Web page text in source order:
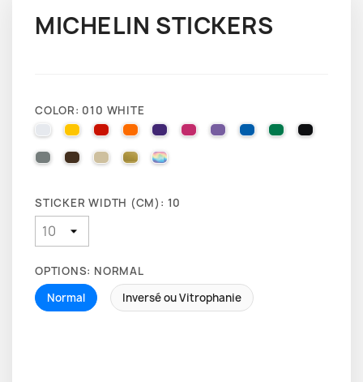
MICHELIN STICKERS
COLOR: 010 WHITE
010 WHITE025 BRIMSTONE YELLOW
031 RED035 PASTEL ORANGE
040 VIOLET
041 PINK043 LAVENDER
051 GENTIAN BLUE
061 GREEN
070
071 GREY080 BROWN
082 BEIGE
091 GOLD000 HOLOGRAPHIQUE
STICKER WIDTH (CM): 10
OPTIONS: NORMAL
Normal
Inversé ou Vitrophanie